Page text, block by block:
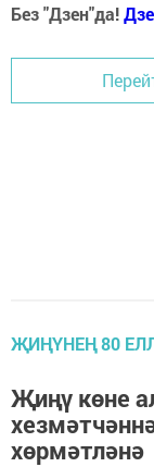
Без "Дзен"да!Д
ҖИҢҮНЕҢ 80
Җиңү көне
хөрмәтләнә